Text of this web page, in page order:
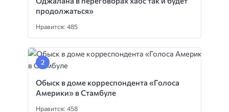
продолжаться»
Нравится: 485
Обыск в доме корреспондента «Голоса
Америки» в Стамбуле
Нравится: 458